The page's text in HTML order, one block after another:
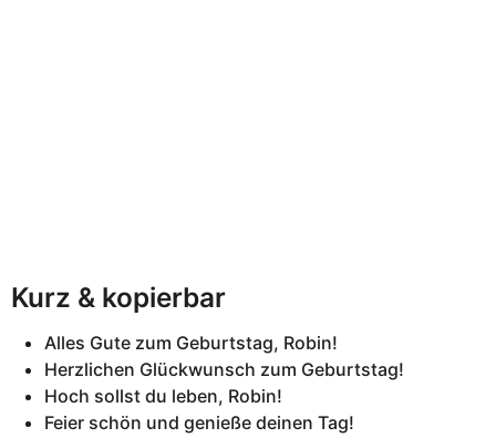
Kurz & kopierbar
Alles Gute zum Geburtstag, Robin!
Herzlichen Glückwunsch zum Geburtstag!
Hoch sollst du leben, Robin!
Feier schön und genieße deinen Tag!